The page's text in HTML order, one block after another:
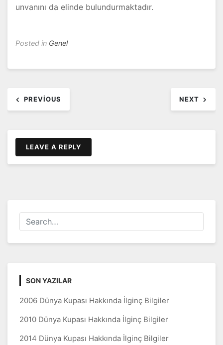
unvanını da elinde bulundurmaktadır.
Posted in Genel
dolaşımı
PREVIOUS NEXT
LEAVE A REPLY
SON YAZILAR
2006 Dünya Kupası Hakkında İlginç Bilgiler
2010 Dünya Kupası Hakkında İlginç Bilgiler
2014 Dünya Kupası Hakkında İlginç Bilgiler